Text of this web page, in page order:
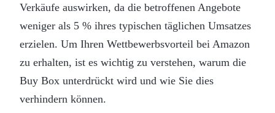
Verkäufe auswirken, da die betroffenen Angebote
weniger als 5 % ihres typischen täglichen Umsatzes
erzielen. Um Ihren Wettbewerbsvorteil bei Amazon
zu erhalten, ist es wichtig zu verstehen, warum die
Buy Box unterdrückt wird und wie Sie dies
verhindern können.